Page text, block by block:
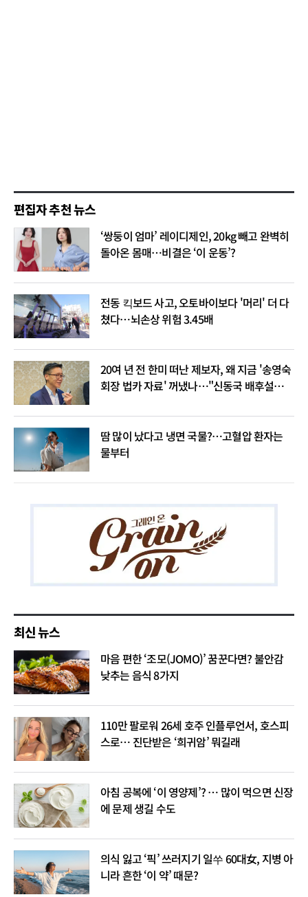
편집자 추천 뉴스
‘쌍둥이 엄마’ 레이디제인, 20kg 빼고 완벽히
돌아온 몸매…비결은 ‘이 운동’?
전동 킥보드 사고, 오토바이보다 '머리' 더 다
쳤다…뇌손상 위험 3.45배
20여 년 전 한미 떠난 제보자, 왜 지금 '송영숙
회장 법카 자료' 꺼냈나…"신동국 배후설은
땀 많이 났다고 냉면 국물?…고혈압 환자는
물부터
최신 뉴스
마음 편한 ‘조모(JOMO)’ 꿈꾼다면? 불안감
낮추는 음식 8가지
110만 팔로워 26세 호주 인플루언서, 호스피
스로… 진단받은 ‘희귀암’ 뭐길래
아침 공복에 ‘이 영양제’? … 많이 먹으면 신장
에 문제 생길 수도
의식 잃고 ‘픽’ 쓰러지기 일쑤 60대女, 지병 아
니라 흔한 ‘이 약’ 때문?